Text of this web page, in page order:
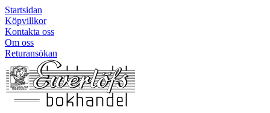
Startsidan
Köpvillkor
Kontakta oss
Om oss
Returansökan